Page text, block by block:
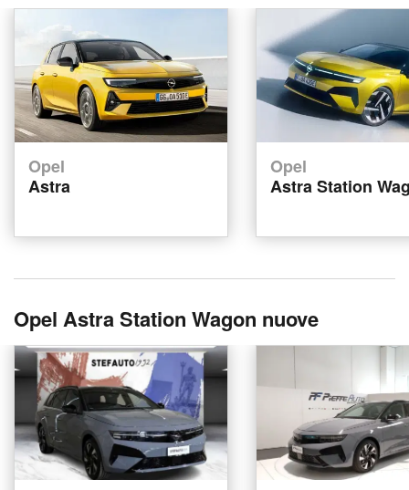
Opel
Astra
Opel
Astra Station
Opel Astra Station Wagon nuove